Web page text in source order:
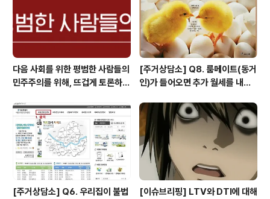
다음 사회를 위한 평범한 사람들의
민주주의를 위해, 뜨겁게 토론하고
[주거상담소] Q8. 룸메이트(동거
인)가 들어오면 추가 월세를 내야
[주거상담소] Q6. 우리집이 불법
[이슈브리핑] LTV와 DTI에 대해